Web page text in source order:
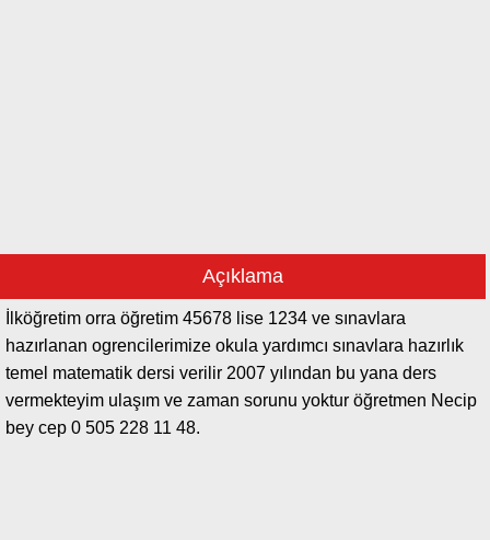
Açıklama
İlköğretim orra öğretim 45678 lise 1234 ve sınavlara
hazırlanan ogrencilerimize okula yardımcı sınavlara hazırlık
temel matematik dersi verilir 2007 yılından bu yana ders
vermekteyim ulaşım ve zaman sorunu yoktur öğretmen Necip
bey cep 0 505 228 11 48.